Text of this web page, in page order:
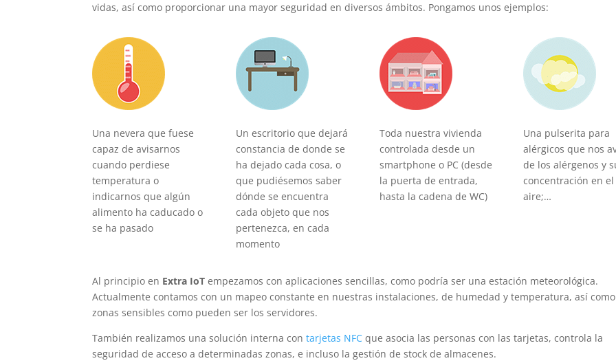
vidas, así como proporcionar una mayor seguridad en diversos ámbitos. Pongamos unos ejemplos:
Una nevera que fuese
capaz de avisarnos
cuando perdiese
temperatura o
indicarnos que algún
alimento ha caducado o
se ha pasado
Un escritorio que dejará
constancia de donde se
ha dejado cada cosa, o
que pudiésemos saber
dónde se encuentra
cada objeto que nos
pertenezca, en cada
momento
Toda nuestra vivienda
controlada desde un
smartphone o PC (desde
la puerta de entrada,
hasta la cadena de WC)
Una pulserita para
alérgicos que nos
de los alérgenos y
concentración en el
aire;…
Al principio en Extra IoT empezamos con aplicaciones sencillas, como podría ser una estación meteorológica.
Actualmente contamos con un mapeo constante en nuestras instalaciones, de humedad y temperatura, así
zonas sensibles como pueden ser los servidores.
También realizamos una solución interna contarjetas NFC que asocia las personas con las tarjetas, controla la
seguridad de acceso a determinadas zonas, e incluso la gestión de stock de almacenes.